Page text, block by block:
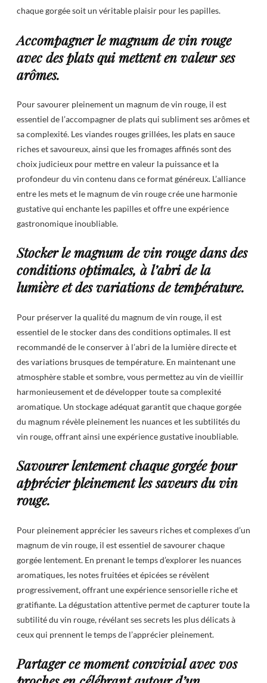
chaque gorgée soit un véritable plaisir pour les papilles.
Accompagner le magnum de vin rouge
avec des plats qui mettent en valeur ses
arômes.
Pour savourer pleinement un magnum de vin rouge, il est
essentiel de l’accompagner de plats qui subliment ses arômes et
sa complexité. Les viandes rouges grillées, les plats en sauce
riches et savoureux, ainsi que les fromages affinés sont des
choix judicieux pour mettre en valeur la puissance et la
profondeur du vin contenu dans ce format généreux. L’alliance
entre les mets et le magnum de vin rouge crée une harmonie
gustative qui enchante les papilles et offre une expérience
gastronomique inoubliable.
Stocker le magnum de vin rouge dans des
conditions optimales, à l’abri de la
lumière et des variations de température.
Pour préserver la qualité du magnum de vin rouge, il est
essentiel de le stocker dans des conditions optimales. Il est
recommandé de le conserver à l’abri de la lumière directe et
des variations brusques de température. En maintenant une
atmosphère stable et sombre, vous permettez au vin de vieillir
harmonieusement et de développer toute sa complexité
aromatique. Un stockage adéquat garantit que chaque gorgée
du magnum révèle pleinement les nuances et les subtilités du
vin rouge, offrant ainsi une expérience gustative inoubliable.
Savourer lentement chaque gorgée pour
apprécier pleinement les saveurs du vin
rouge.
Pour pleinement apprécier les saveurs riches et complexes d’un
magnum de vin rouge, il est essentiel de savourer chaque
gorgée lentement. En prenant le temps d’explorer les nuances
aromatiques, les notes fruitées et épicées se révèlent
progressivement, offrant une expérience sensorielle riche et
gratifiante. La dégustation attentive permet de capturer toute la
subtilité du vin rouge, révélant ses secrets les plus délicats à
ceux qui prennent le temps de l’apprécier pleinement.
Partager ce moment convivial avec vos